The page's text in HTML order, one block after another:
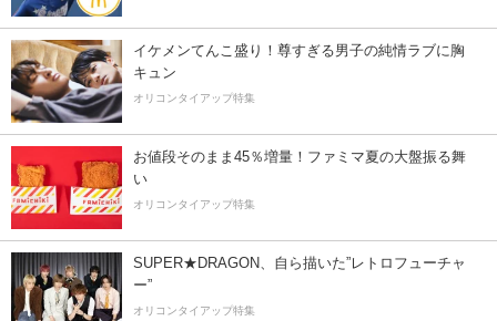
イケメンてんこ盛り！尊すぎる男子の純情ラブに胸
キュン
オリコンタイアップ特集
お値段そのまま45％増量！ファミマ夏の大盤振る舞
い
オリコンタイアップ特集
SUPER★DRAGON、自ら描いた”レトロフューチャ
ー”
オリコンタイアップ特集